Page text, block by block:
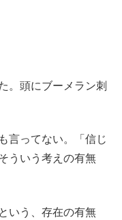
。頭にブーメラン刺
言ってない。「信じ
ういう考えの有無
いう、存在の有無